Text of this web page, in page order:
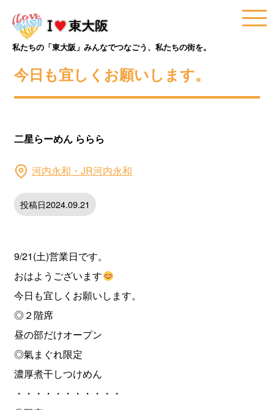
私たちの「東大阪」みんなでつなごう、私たちの街を。
今日も宜しくお願いします。
二星らーめん ららら
河内永和・JR河内永和
投稿日2024.09.21
9/21(土)営業日です。
おはようございます
今日も宜しくお願いします。
◎２階席
昼の部だけオープン
◎氣まぐれ限定
濃厚煮干しつけめん
・・・・・・・・・・・